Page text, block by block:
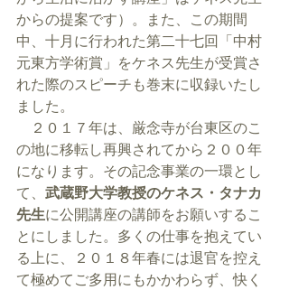
からの提案です）。また、この期間
中、十月に行われた第二十七回「中村
元東方学術賞」をケネス先生が受賞さ
れた際のスピーチも巻末に収録いたし
ました。
２０１７年は、厳念寺が台東区のこ
の地に移転し再興されてから２００年
になります。その記念事業の一環とし
て、 武蔵野大学教授のケネス・タナカ
先生に公開講座の講師をお願いするこ
とにしました。多くの仕事を抱えてい
る上に、２０１８年春には退官を控え
て極めてご多用にもかかわらず、快く